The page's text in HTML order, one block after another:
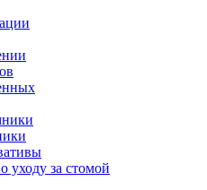
уходу за стомой